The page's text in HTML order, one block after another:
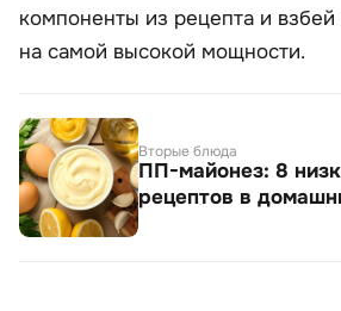
компоненты из рецепта и
на самой высокой мощности.
Вторые блюда
ПП-майонез: 8
рецептов в